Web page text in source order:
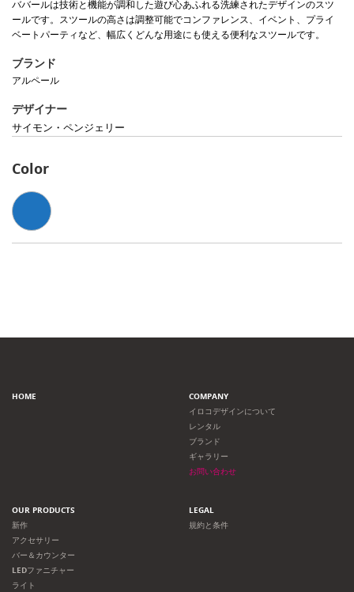
ババールは技術と機能が調和した遊び心あふれる洗練されたデザインのスツ
ールです。スツールの高さは調整可能でコンファレンス、イベント、プライ
ベートパーティなど、幅広くどんな用途にも使える便利なスツールです。
ブランド
アルペール
デザイナー
サイモン・ペンジェリー
Color
HOME
COMPANY
イロコデザインについて
レンタル
ブランド
ギャラリー
お問い合わせ
OUR PRODUCTS
新作
アクセサリー
バー＆カウンター
LEDファニチャー
ライト
LEGAL
規約と条件